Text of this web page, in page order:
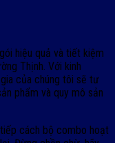
hiệu quả và tiết kiệm
Thịnh. Với kinh
của chúng tôi sẽ tư
phẩm và quy mô sản
cách bộ combo hoạt